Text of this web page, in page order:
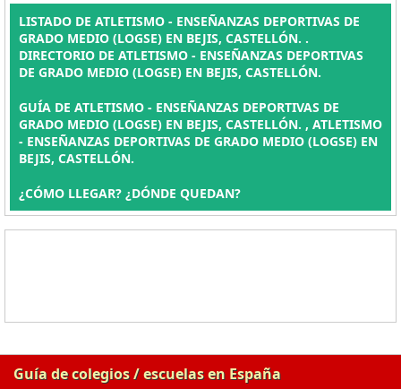
LISTADO DE ATLETISMO - ENSEÑANZAS DEPORTIVAS DE
GRADO MEDIO (LOGSE) EN BEJIS, CASTELLÓN. .
DIRECTORIO DE ATLETISMO - ENSEÑANZAS DEPORTIVAS
DE GRADO MEDIO (LOGSE) EN BEJIS, CASTELLÓN.
GUÍA DE ATLETISMO - ENSEÑANZAS DEPORTIVAS DE
GRADO MEDIO (LOGSE) EN BEJIS, CASTELLÓN. , ATLETISMO
- ENSEÑANZAS DEPORTIVAS DE GRADO MEDIO (LOGSE) EN
BEJIS, CASTELLÓN.
¿CÓMO LLEGAR? ¿DÓNDE QUEDAN?
Guía de colegios / escuelas en España